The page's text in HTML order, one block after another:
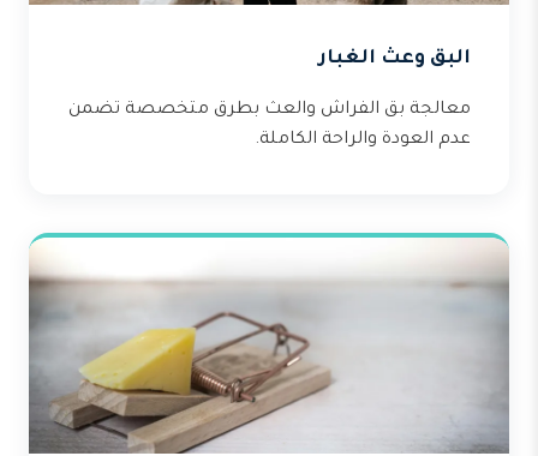
البق وعث الغبار
معالجة بق الفراش والعث بطرق متخصصة تضمن
عدم العودة والراحة الكاملة.